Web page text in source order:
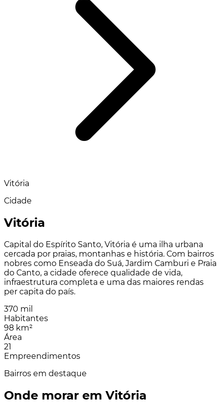
Vitória
Cidade
Vitória
Capital do Espírito Santo, Vitória é uma ilha urbana
cercada por praias, montanhas e história. Com bairros
nobres como Enseada do Suá, Jardim Camburi e Praia
do Canto, a cidade oferece qualidade de vida,
infraestrutura completa e uma das maiores rendas
per capita do país.
370 mil
Habitantes
98 km²
Área
21
Empreendimentos
Bairros em destaque
Onde morar em Vitória